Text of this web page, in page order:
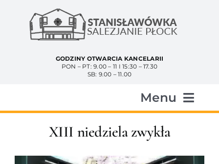
zawartości
GODZINY OTWARCIA KANCELARII
PON – PT: 9.00 – 11 I 15:30 – 17.30
SB: 9.00 – 11.00
Menu
Aktualności
XIII niedziela zwykła